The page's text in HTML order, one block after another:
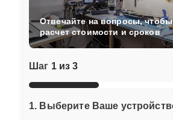
Шаг 1 из 3
1. Выберите Ваше
Отвечайте на вопросы,
расчет стоимости и сроков